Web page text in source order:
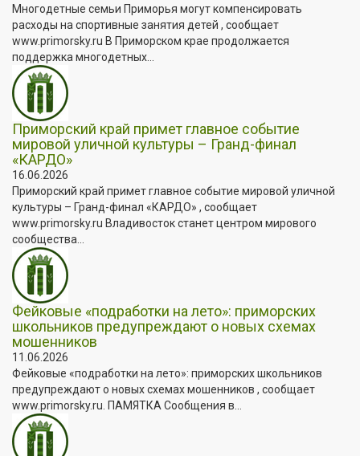
Многодетные семьи Приморья могут компенсировать
расходы на спортивные занятия детей , сообщает
www.primorsky.ru В Приморском крае продолжается
поддержка многодетных...
Приморский край примет главное событие
мировой уличной культуры – Гранд-финал
«КАРДО»
16.06.2026
Приморский край примет главное событие мировой уличной
культуры – Гранд-финал «КАРДО» , сообщает
www.primorsky.ru Владивосток станет центром мирового
сообщества...
Фейковые «подработки на лето»: приморских
школьников предупреждают о новых схемах
мошенников
11.06.2026
Фейковые «подработки на лето»: приморских школьников
предупреждают о новых схемах мошенников , сообщает
www.primorsky.ru. ПАМЯТКА Сообщения в...